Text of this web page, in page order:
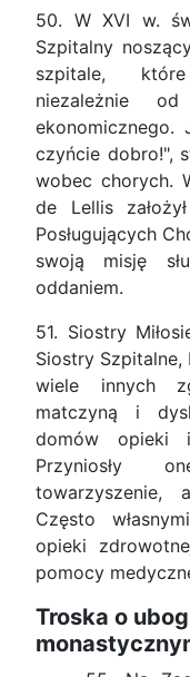
50. W XVI w.
Szpitalny
szpitale,
niezależnie
ekonomicznego.
czyńcie dobro!",
wobec chorych.
de Lellis
Posługujących
swoją misję
oddaniem.
51. Siostry
Siostry Szpitalne,
wiele innych
matczyną i
domów opieki
Przyniosły
towarzyszenie,
Często
opieki
pomocy
Troska o